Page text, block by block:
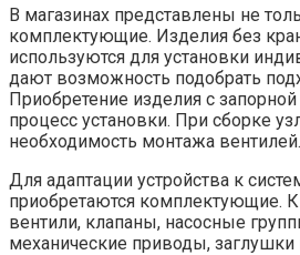
В магазинах представлены не
комплектующие. Изделия без
используются для установки
дают возможность подобрать
Приобретение изделия с
процесс установки. При сборке
необходимость монтажа вентилей.
Для адаптации устройства к
приобретаются комплектующие. К
вентили, клапаны, насосные
механические приводы, заглушки